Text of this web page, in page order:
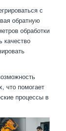
с
обратную
обработки
качество
что помогает
процессы в